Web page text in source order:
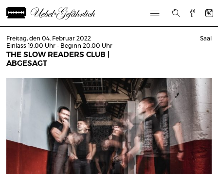
Freitag, den 04. Februar 2022
Einlass 19:00 Uhr - Beginn 20:00 Uhr
THE SLOW READERS CLUB |
ABGESAGT
Saal